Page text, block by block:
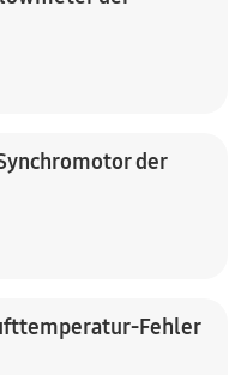
der
Fehler